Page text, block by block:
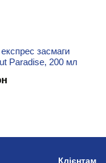
засмаги
Paradise, 200 мл
Клієнтам